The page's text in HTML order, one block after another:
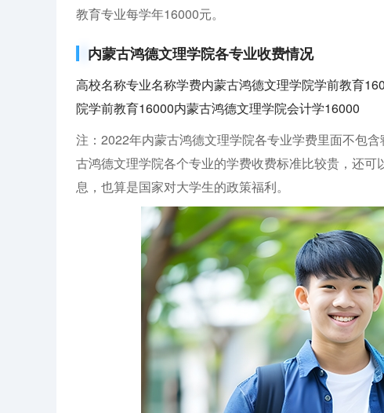
教育专业每学年16000元。
内蒙古鸿德文理学院各专业收费情况
高校名称专业名称学费内蒙古鸿德文理学院学前教育
院学前教育16000内蒙古鸿德文理学院会计学16000
注：2022年内蒙古鸿德文理学院各专业学费里面不包
古鸿德文理学院各个专业的学费收费标准比较贵，还
息，也算是国家对大学生的政策福利。